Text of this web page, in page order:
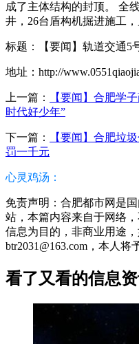
成了主体结构的封顶。 全
井，26台盾构机掘进施工
标题：【要闻】轨道交通5
地址：http://
上一篇：
【要闻】合肥学
时代好少年”
下一篇：
【要闻】合肥垃
罚一千元
心灵鸡汤：
免责声明：合肥都市网是
站，本篇内容来自于网络
信息为目的，非商业用途
btr2031@163.com，本人将
看了又看的信息